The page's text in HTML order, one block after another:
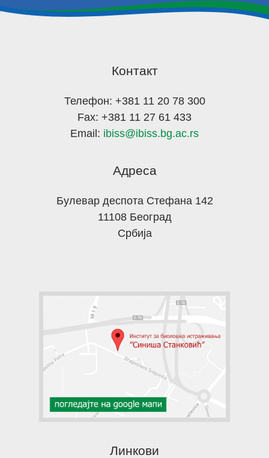
Контакт
Телефон: +381 11 20 78 300
Fax: +381 11 27 61 433
Email: ibiss@ibiss.bg.ac.rs
Адреса
Булевар деспота Стефана 142
11108 Београд
Србија
Линкови